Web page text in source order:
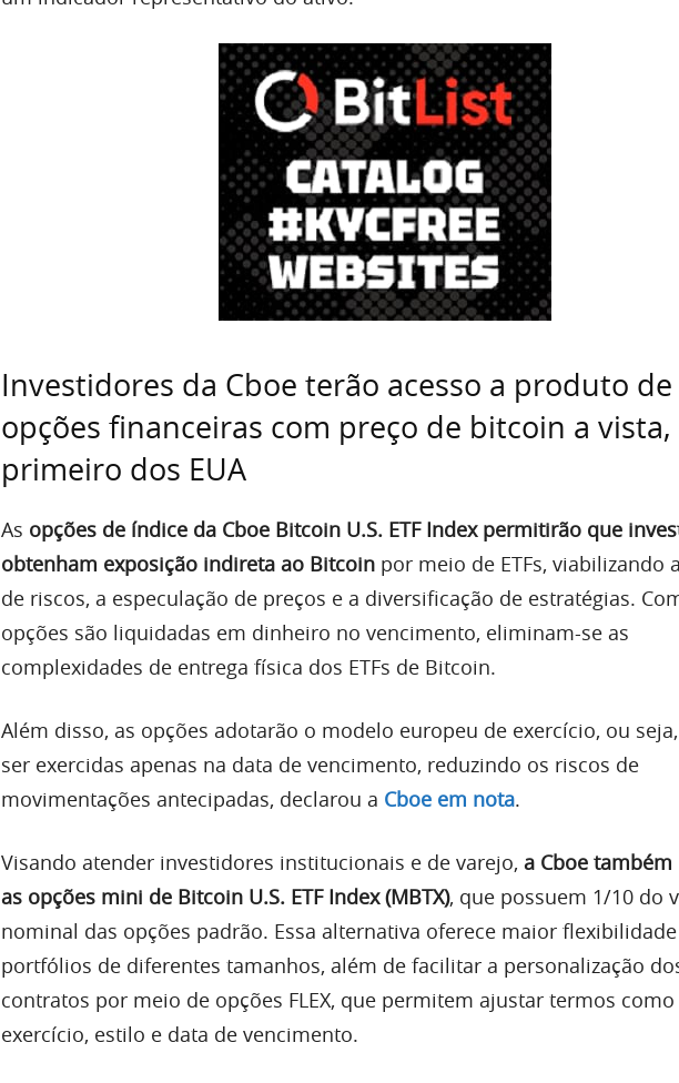
Investidores da Cboe terão acesso a produto de
opções financeiras com preço de bitcoin a vista,
primeiro dos EUA
As opções de índice da Cboe Bitcoin U.S. ETF Index permitirão que
obtenham exposição indireta ao Bitcoin por meio de ETFs, viabilizando
de riscos, a especulação de preços e a diversificação de estratégias.
opções são liquidadas em dinheiro no vencimento, eliminam-se as
complexidades de entrega física dos ETFs de Bitcoin.
Além disso, as opções adotarão o modelo europeu de exercício, ou
ser exercidas apenas na data de vencimento, reduzindo os riscos de
movimentações antecipadas, declarou a Cboe em nota.
Visando atender investidores institucionais e de varejo, a Cboe também
as opções mini de Bitcoin U.S. ETF Index (MBTX), que possuem 1/10 do
nominal das opções padrão. Essa alternativa oferece maior
portfólios de diferentes tamanhos, além de facilitar a personalização
contratos por meio de opções FLEX, que permitem ajustar termos
exercício, estilo e data de vencimento.